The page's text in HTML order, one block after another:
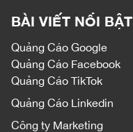
BÀI VIẾT NỔI BẬT
Quảng Cáo Google
Quảng Cáo Facebook
Quảng Cáo TikTok
Quảng Cáo Linkedin
Công ty Marketing